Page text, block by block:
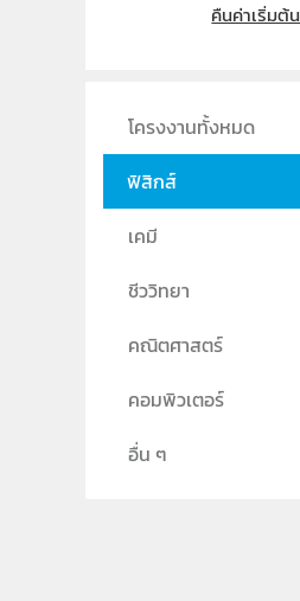
คืนค่าเริ่มต้น
โครงงานทั้งหมด
ฟิสิกส์
เคมี
ชีววิทยา
คณิตศาสตร์
คอมพิวเตอร์
อื่น ๆ